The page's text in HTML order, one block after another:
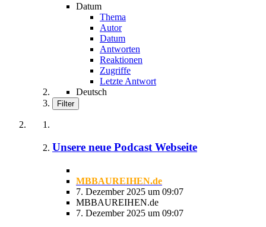
Datum
Thema
Autor
Datum
Antworten
Reaktionen
Zugriffe
Letzte Antwort
Deutsch
Filter
Unsere neue Podcast Webseite
MBBAUREIHEN.de
7. Dezember 2025 um 09:07
MBBAUREIHEN.de
7. Dezember 2025 um 09:07